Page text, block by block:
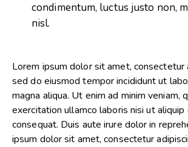
condimentum, luctus justo non,
nisl.
Lorem ipsum dolor sit amet, consectetur
sed do eiusmod tempor incididunt ut
magna aliqua. Ut enim ad minim veniam,
exercitation ullamco laboris nisi ut
consequat. Duis aute irure dolor in
ipsum dolor sit amet, consectetur